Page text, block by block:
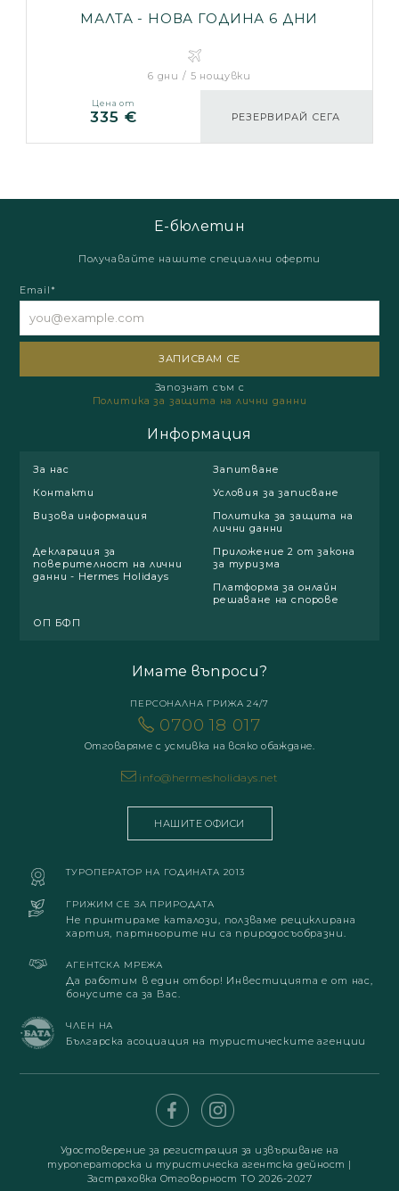
МАЛТА - НОВА ГОДИНА 6 ДНИ
6 дни / 5 нощувки
Цена от
335 € РЕЗЕРВИРАЙ СЕГА
Е-бюлетин
Получавайте нашите специални оферти
Email*
Запознат съм с
Политика за защита на лични данни
Информация
За нас
Запитване
Контакти
Условия за записване
Визова информация
Политика за защита на
лични данни
Декларация за
поверителност на лични
данни - Hermes Holidays
Приложение 2 от закона
за туризма
Платформа за онлайн
решаване на спорове
ОП БФП
Имате въпроси?
ПЕРСОНАЛНА ГРИЖА 24/7
0700 18 017
Отговаряме с усмивка на всяко обаждане.
info@hermesholidays.net
НАШИТЕ ОФИСИ
ТУРОПЕРАТОР НА ГОДИНАТА 2013
ГРИЖИМ СЕ ЗА ПРИРОДАТА
Не принтираме каталози, ползваме рециклирана
хартия, партньорите ни са природосъобразни.
АГЕНТСКА МРЕЖА
Да работим в един отбор! Инвестицията е от нас,
бонусите са за Вас.
ЧЛЕН НА
Българска асоциация на туристическите агенции
Удостоверение за регистрация за извършване на
туроператорска и туристическа агентска дейност |
Застраховка Отговорност ТО 2026-2027